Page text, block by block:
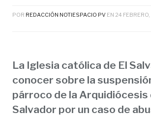
POR REDACCIÓN NOTIESPACIO PV EN 24
La Iglesia católica de El
conocer sobre la
párroco de la Arquidiócesis
Salvador por un caso de